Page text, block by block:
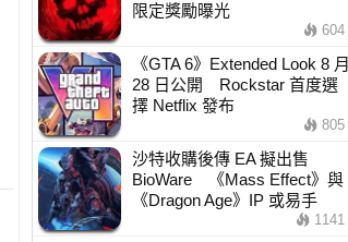
限定獎勵曝光
604
《GTA 6》Extended Look 8 月
28 日公開 Rockstar 首度選
擇 Netflix 發布
805
沙特收購後傳 EA 擬出售
BioWare 《Mass Effect》與
《Dragon Age》IP 或易手
1141